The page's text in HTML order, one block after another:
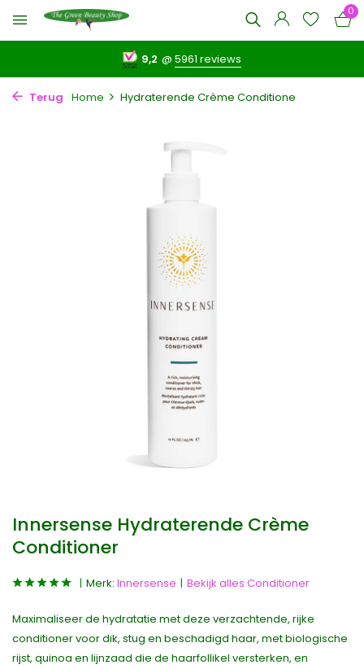
0
9,2 @5961 reviews
Terug Home Hydraterende Crème Conditione
Innersense Hydraterende Crème
Conditioner
Merk: Innersense Bekijk alles Conditioner
Maximaliseer de hydratatie met deze verzachtende, rijke
conditioner voor dik, stug en beschadigd haar, met biologische
rijst, quinoa en lijnzaad die de haarfollikel versterken, en